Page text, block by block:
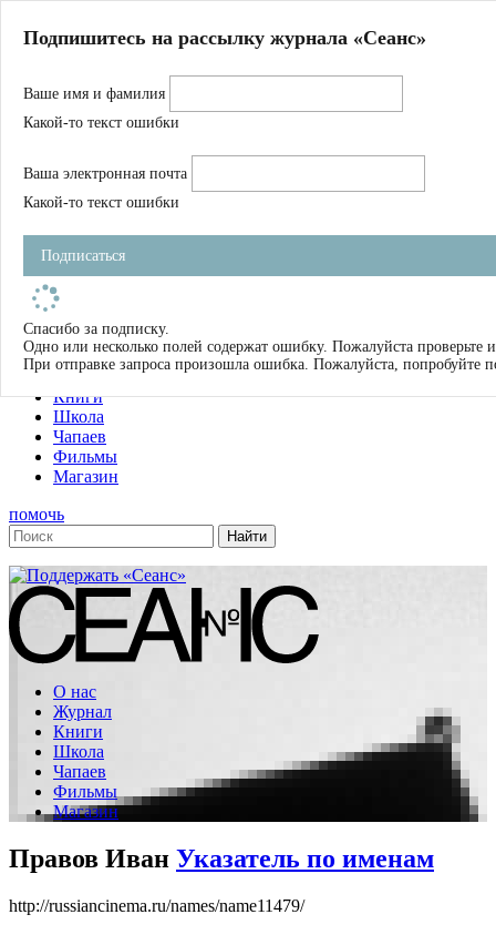
Магазин
Журнал
Школа
Устав
Фильмы
Имена
Тэги
О нас
Журнал
Книги
Школа
Чапаев
Фильмы
Магазин
помочь
О нас
Журнал
Книги
Школа
Чапаев
Фильмы
Магазин
Правов Иван Указатель по именам
http://russiancinema.ru/names/name11479/
Подпишитесь на рассылку журнала «Сеанс»
Ваше имя и фамилия
Какой-то текст ошибки
Ваша электронная почта
Какой-то текст ошибки
Подписаться
Спасибо за подписку.
Одно или несколько полей содержат ошибку. Пожалуйста проверьте
При отправке запроса произошла ошибка. Пожалуйста, попробуйте